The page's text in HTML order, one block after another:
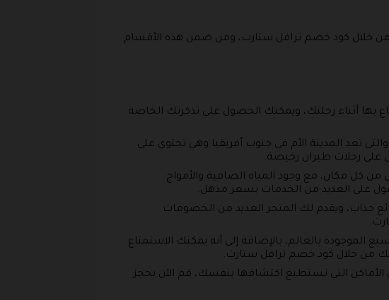
من خلال كود خصم ترافل ستارت، ومن ضمن هذه الأقسام
بها أثناء رحلتك، ويمكنك الحصول على تذكرتك الخاصة
تعد المدينة الأم في جنوب أفريقيا وهي تحتوي على
على رحلات طيران رخيصة.
من كل مكان، مع وجود المياه الصافية والأمواج
على العديد من الخدمات بسعر مذهل.
جذاب، ويقدم لك المتجر العديد من الخصومات
الموجودة بالعالم، بالإضافة إلى أنه يمكنك الاستمتاع
من خلال كود خصم ترافل ستارت.
الأماكن التي تستطيع اكتشافها بنفسك، قم الآن بحجز